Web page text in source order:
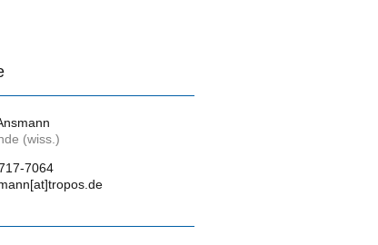
(wiss.)
7064